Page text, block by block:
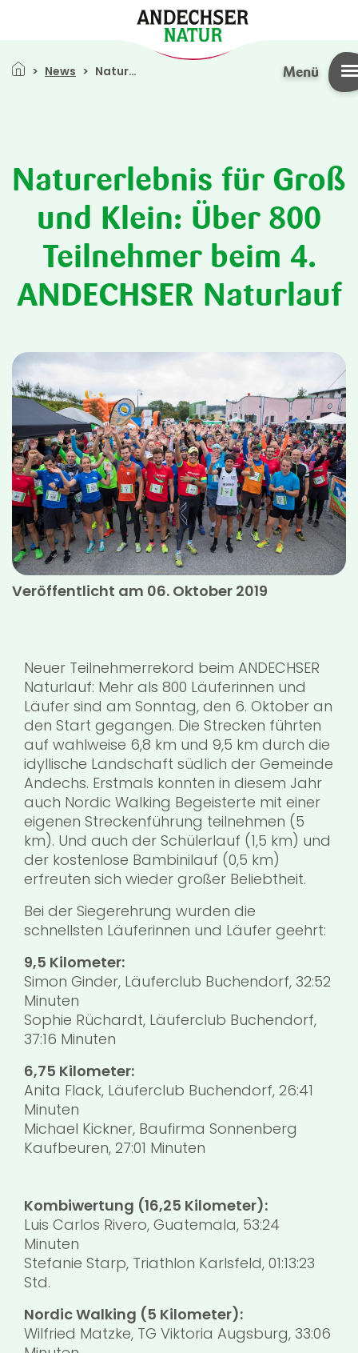
Direkt zum Inhalt
Menü
Pfadnavigation
News Naturerlebnis Für Groß Und Klein: Über 800 Teilnehmer Beim 4. ANDECHSER Naturlauf
Naturerlebnis für Groß
und Klein: Über 800
Teilnehmer beim 4.
ANDECHSER Naturlauf
Veröffentlicht am 06. Oktober 2019
Neuer Teilnehmerrekord beim ANDECHSER
Naturlauf: Mehr als 800 Läuferinnen und
Läufer sind am Sonntag, den 6. Oktober an
den Start gegangen. Die Strecken führten
auf wahlweise 6,8 km und 9,5 km durch die
idyllische Landschaft südlich der Gemeinde
Andechs. Erstmals konnten in diesem Jahr
auch Nordic Walking Begeisterte mit einer
eigenen Streckenführung teilnehmen (5
km). Und auch der Schülerlauf (1,5 km) und
der kostenlose Bambinilauf (0,5 km)
erfreuten sich wieder großer Beliebtheit.
Bei der Siegerehrung wurden die
schnellsten Läuferinnen und Läufer geehrt:
9,5 Kilometer:
Simon Ginder, Läuferclub Buchendorf, 32:52
Minuten
Sophie Rüchardt, Läuferclub Buchendorf,
37:16 Minuten
6,75 Kilometer:
Anita Flack, Läuferclub Buchendorf, 26:41
Minuten
Michael Kickner, Baufirma Sonnenberg
Kaufbeuren, 27:01 Minuten
Kombiwertung (16,25 Kilometer):
Luis Carlos Rivero, Guatemala, 53:24
Minuten
Stefanie Starp, Triathlon Karlsfeld, 01:13:23
Std.
Nordic Walking (5 Kilometer):
Wilfried Matzke, TG Viktoria Augsburg, 33:06